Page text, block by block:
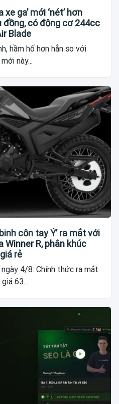
ga’ mới ‘nét’ hơn
đồng, có động cơ 244cc
Blade
hầm hố hơn hẳn so với
này...
côn tay Ý’ ra mắt với
Winner R, phân khúc
rẻ
ngày 4/8: Chính thức ra mắt
63...